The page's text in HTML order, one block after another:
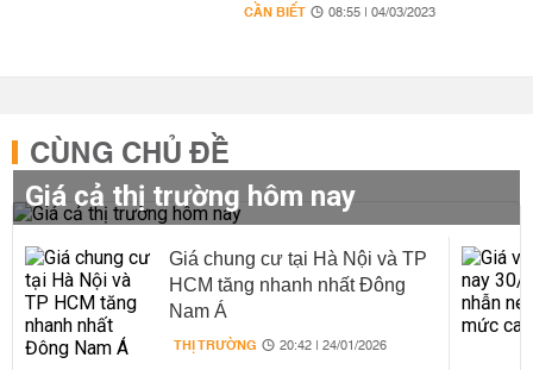
CẦN BIẾT 08:55 | 04/03/2023
CÙNG CHỦ ĐỀ
Giá cả thị trường hôm nay
Giá chung cư tại Hà Nội và TP
HCM tăng nhanh nhất Đông
Nam Á
THỊ TRƯỜNG 20:42 | 24/01/2026